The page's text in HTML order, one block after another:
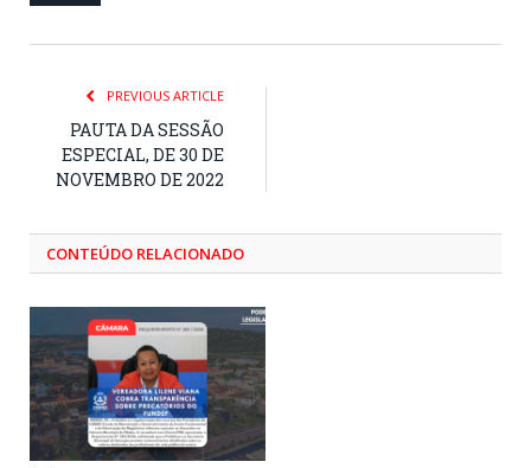
PREVIOUS ARTICLE
PAUTA DA SESSÃO
ESPECIAL, DE 30 DE
NOVEMBRO DE 2022
CONTEÚDO RELACIONADO